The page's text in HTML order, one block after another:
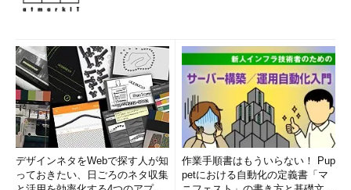
デザインネタをWebで探す人が知
っておきたい、日ごろのネタ収集
作業手順書はもういらない！ Pup
petにおける自動化の定義書「マ